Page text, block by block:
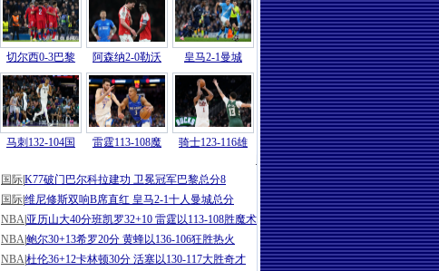
切尔西0-3巴黎 阿森纳2-0勒沃 皇马2-1曼城
马刺132-104国 雷霆113-108魔
骑士123-116雄
国际|欧冠-苏亚雷斯传射 葡体加时2球
国际K77破门巴尔科拉建功 卫冕冠军巴黎总分8
国际维尼修斯双响B席直红 皇马2-1十人曼城总分
NBA 亚历山大40分班凯罗32+10 雷霆以113-108胜魔术
NBA鲍尔30+13希罗20分 黄蜂以136-106狂胜热火
NBA杜伦36+12卡林顿30分 活塞以130-117大胜奇才